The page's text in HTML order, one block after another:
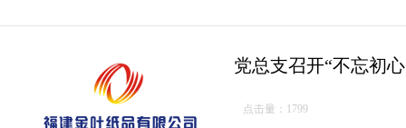
党总支召开“不忘初
点击量：1799